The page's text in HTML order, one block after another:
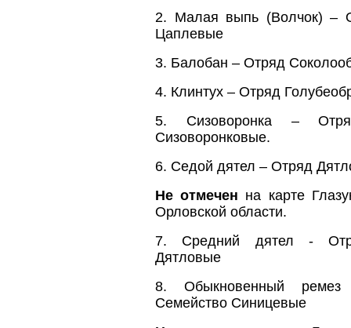
2. Малая выпь (Волчок) –
Цаплевые
3. Балобан – Отряд
4. Клинтух – Отряд
5. Сизоворонка –
Сизоворонковые.
6. Седой дятел – Отряд
Не отмечен на карте
Орловской области.
7. Средний дятел -
Дятловые
8. Обыкновенный ремез
Семейство Синицевые